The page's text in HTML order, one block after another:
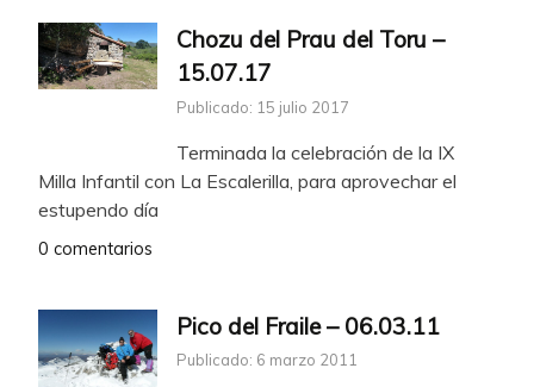
Chozu del Prau del Toru –
15.07.17
Publicado: 15 julio 2017
Terminada la celebración de la IX
Milla Infantil con La Escalerilla, para aprovechar el
estupendo día
0 comentarios
Pico del Fraile – 06.03.11
Publicado: 6 marzo 2011